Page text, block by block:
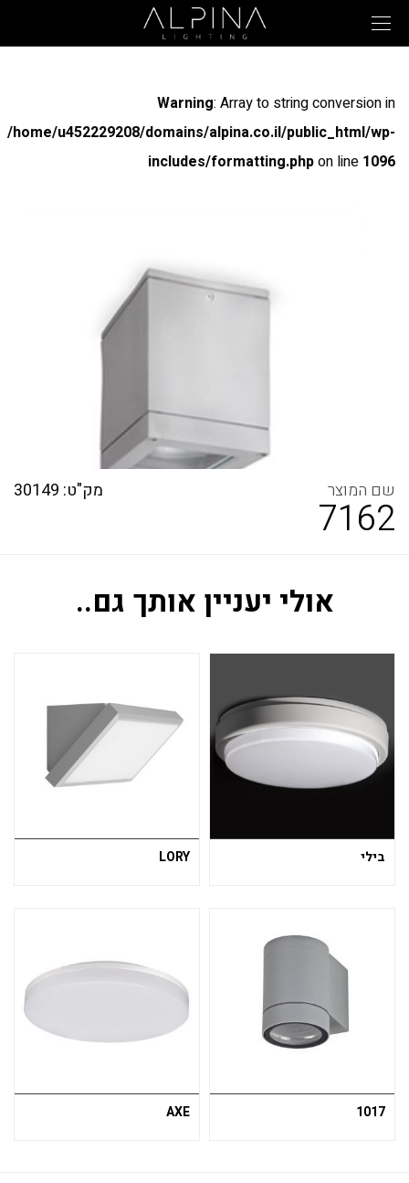
Warning: Array to string conversion in
/home/u452229208/domains/alpina.co.il/public_html/wp-
includes/formatting.phpon line 1096
includes/formatting.php
7162
מק"ט: 30149
אולי יעניין אותך גם..
בילי LORY
1017
AXE